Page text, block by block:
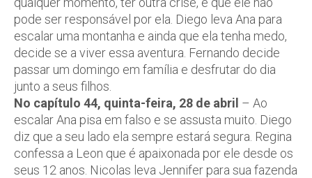
pode ser responsável por ela. Diego leva Ana para
escalar uma montanha e ainda que ela tenha medo,
decide se a viver essa aventura. Fernando decide
passar um domingo em família e desfrutar do dia
junto a seus filhos.
No capítulo 44, quinta-feira, 28 de abril – Ao
escalar Ana pisa em falso e se assusta muito. Diego
diz que a seu lado ela sempre estará segura. Regina
confessa a Leon que é apaixonada por ele desde os
seus 12 anos. Nicolas leva Jennifer para sua fazenda